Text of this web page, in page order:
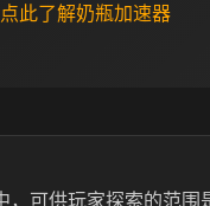
此了解奶瓶加速器
，可供玩家探索的范